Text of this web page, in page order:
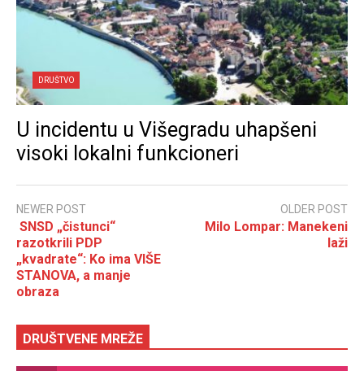
DRUŠTVO
U incidentu u Višegradu uhapšeni
visoki lokalni funkcioneri
NEWER POST
SNSD „čistunci“
razotkrili PDP
„kvadrate“: Ko ima VIŠE
STANOVA, a manje
obraza
OLDER POST
Milo Lompar: Manekeni
laži
DRUŠTVENE MREŽE